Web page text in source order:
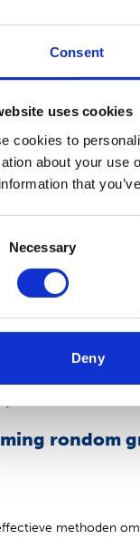
Consent
uses cookies
cookies to
about your use
that
Necessary
Deny
van
februari 2015
naar de
rondom
methoden